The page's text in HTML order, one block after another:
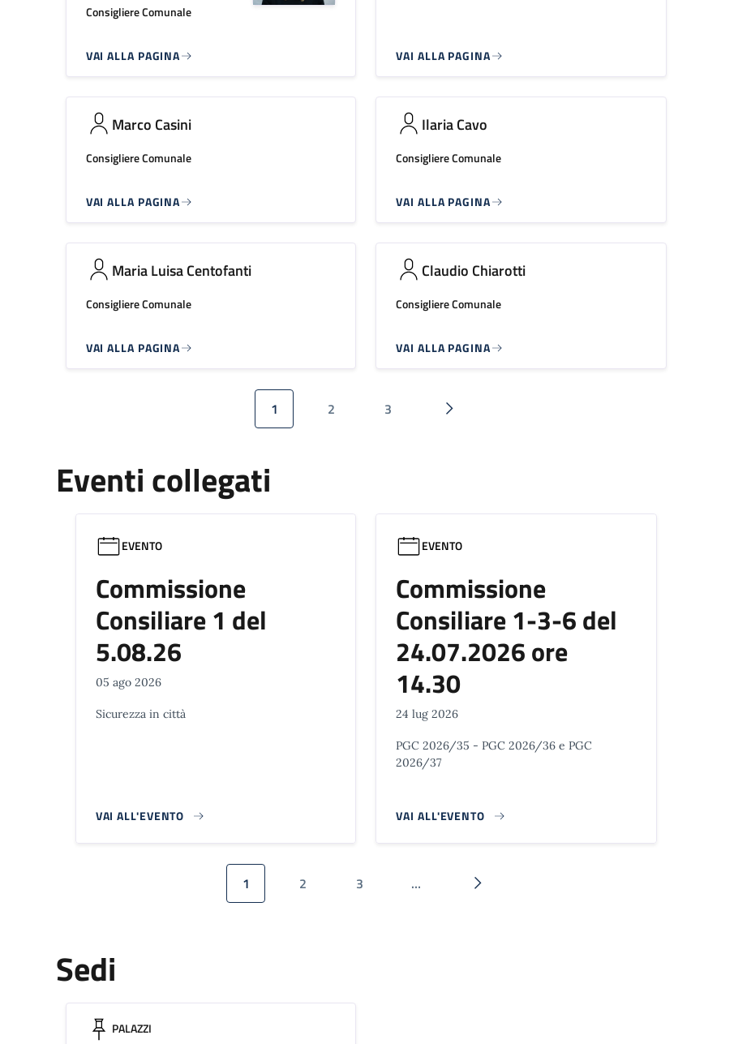
Consigliere Comunale
VAI ALLA PAGINA VAI ALLA PAGINA
Marco Casini
Consigliere Comunale
VAI ALLA PAGINA
Ilaria Cavo
Consigliere Comunale
VAI ALLA PAGINA
Maria Luisa Centofanti
Consigliere Comunale
VAI ALLA PAGINA
Claudio Chiarotti
Consigliere Comunale
VAI ALLA PAGINA
Pagina attuale
1 Pagina
2 Pagina
3 Pagina successiva
Eventi collegati
EVENTO
Commissione
Consiliare 1 del
5.08.26
05 ago 2026
Sicurezza in città
VAI ALL'EVENTO
EVENTO
Commissione
Consiliare 1-3-6 del
24.07.2026 ore
14.30
24 lug 2026
PGC 2026/35 - PGC 2026/36 e PGC
2026/37
VAI ALL'EVENTO
Pagina attuale
1 Pagina
2 Pagina
3 … Pagina successiva
Sedi
PALAZZI